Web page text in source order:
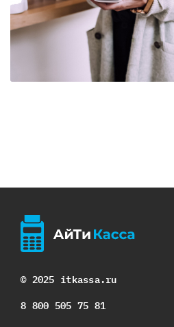
© 2025 itkassa.ru
8 800 505 75 81